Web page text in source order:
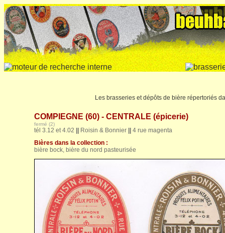
Les brasseries et dépôts de bière répertoriés
COMPIEGNE (60) - CENTRALE (épicerie)
fermé (2)
tél 3.12 et 4.02 Roisin & Bonnier
4 rue magenta
Bières dans la collection :
bière bock, bière du nord pasteurisée